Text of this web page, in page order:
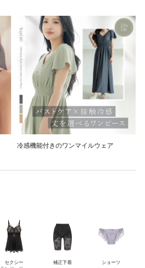
冷感機能付きのワンマイルウェア
セクシー
補正下着 ショーツ